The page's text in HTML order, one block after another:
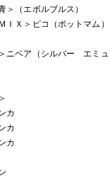
＞（エボルブルス）
ＩＸ＞ピコ（ポットマム）
ニベア（シルバー エミュ
カ
カ
カ